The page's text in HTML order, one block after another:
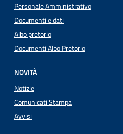
Personale Amministrativo
Documenti e dati
Albo pretorio
Documenti Albo Pretorio
NOVITÀ
Notizie
Comunicati Stampa
Avvisi